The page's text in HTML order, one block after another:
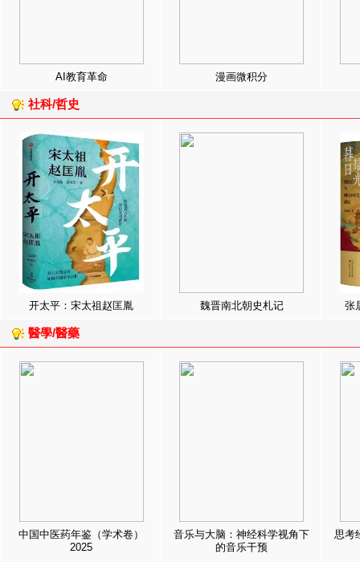
AI教育革命 漫画微积分
社科/哲史
开太平：宋太祖赵匡胤 魏晋南北朝史札记 张
醫學/醫藥
中国中医药年鉴（学术卷）
2025
音乐与大脑：神经科学视角下
的音乐干预
思考